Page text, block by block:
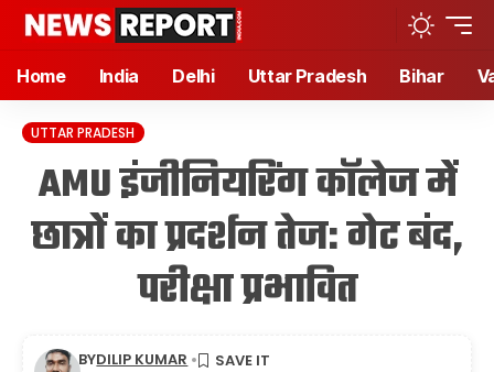
Home India Delhi Uttar Pradesh Bihar
UTTAR PRADESH
AMU इंजीनियरिंग कॉलेज में
छात्रों का प्रदर्शन तेज: गेट बंद,
परीक्षा प्रभावित
BYDILIP KUMAR